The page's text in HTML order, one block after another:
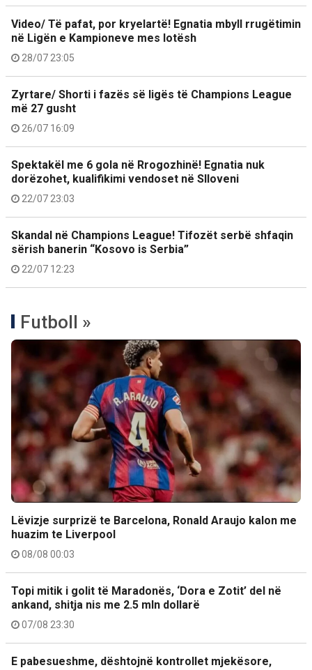
Video/ Të pafat, por kryelartë! Egnatia mbyll rrugëtimin
në Ligën e Kampioneve mes lotësh
28/07 23:05
Zyrtare/ Shorti i fazës së ligës të Champions League
më 27 gusht
26/07 16:09
Spektakël me 6 gola në Rrogozhinë! Egnatia nuk
dorëzohet, kualifikimi vendoset në Slloveni
22/07 23:03
Skandal në Champions League! Tifozët serbë shfaqin
sërish banerin “Kosovo is Serbia”
22/07 12:23
Futboll »
Lëvizje surprizë te Barcelona, Ronald Araujo kalon me
huazim te Liverpool
08/08 00:03
Topi mitik i golit të Maradonës, ‘Dora e Zotit’ del në
ankand, shitja nis me 2.5 mln dollarë
07/08 23:30
E pabesueshme, dështojnë kontrollet mjekësore,